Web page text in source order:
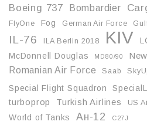
Boeing 737 Bombardier
FlyOne Fog German Air Force
IL-76 ILA Berlin 2018 KIV
McDonnell Douglas
MD80/90
Romanian Air Force Saab
Special Flight Squadron
turboprop Turkish Airlines US
World of Tanks
Ан-12 С27J